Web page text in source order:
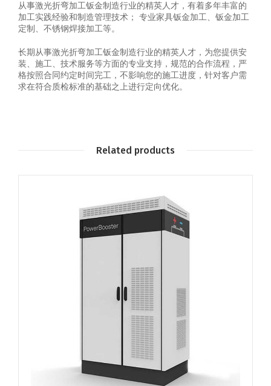
从事激光折弯加工钣金制造行业的精英人才，有着多年丰富的
加工实践经验和制造管理技术； 专业家具钣金加工、钣金加工
定制、不锈钢焊接加工等。
长期从事激光折弯加工钣金制造行业的精英人才，为您提供安
装、施工、技术服务等方面的专业支持，规范的合作流程，严
格按照合同约定时间完工，不影响您的施工进度，针对客户需
求在符合质检标准的基础之上进行定向优化。
Related products